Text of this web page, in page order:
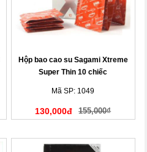
Hộp bao cao su Sagami Xtreme
Super Thin 10 chiếc
Mã SP: 1049
130,000đ 155,000₫